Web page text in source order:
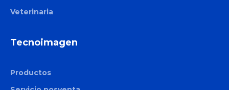
Veterinaria
Tecnoimagen
Productos